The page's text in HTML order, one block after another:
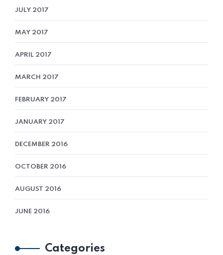
JULY 2017
MAY 2017
APRIL 2017
MARCH 2017
FEBRUARY 2017
JANUARY 2017
DECEMBER 2016
OCTOBER 2016
AUGUST 2016
JUNE 2016
Categories